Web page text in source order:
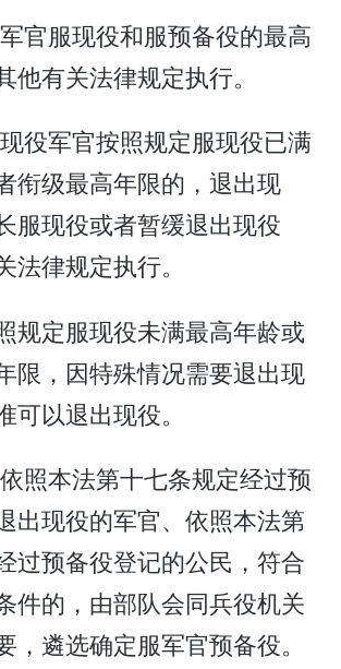
官服现役和服预备役的最高
他有关法律规定执行。
役军官按照规定服现役已满
衔级最高年限的，退出现
服现役或者暂缓退出现役
法律规定执行。
规定服现役未满最高年龄或
限，因特殊情况需要退出现
可以退出现役。
照本法第十七条规定经过预
出现役的军官、依照本法第
过预备役登记的公民，符合
件的，由部队会同兵役机关
，遴选确定服军官预备役。